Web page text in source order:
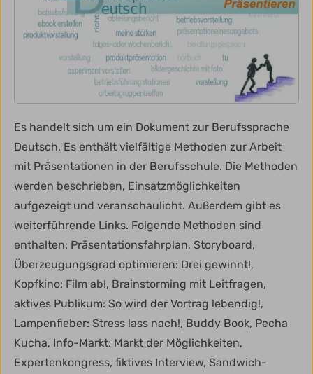
Es handelt sich um ein Dokument zur Berufssprache
Deutsch. Es enthält vielfältige Methoden zur Arbeit
mit Präsentationen in der Berufsschule. Die Methoden
werden beschrieben, Einsatzmöglichkeiten
aufgezeigt und veranschaulicht. Außerdem gibt es
weiterführende Links. Folgende Methoden sind
enthalten: Präsentationsfahrplan, Storyboard,
Überzeugungsgrad optimieren: Drei gewinnt!,
Kopfkino: Film ab!, Brainstorming mit Leitfragen,
aktives Publikum: So wird der Vortrag lebendig!,
Lampenfieber: Stress lass nach!, Buddy Book, Pecha
Kucha, Info-Markt: Markt der Möglichkeiten,
Expertenkongress, fiktives Interview, Sandwich-